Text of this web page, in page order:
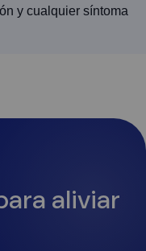
y cualquier síntoma
aliviar